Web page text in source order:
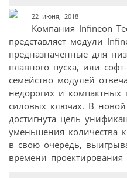
22 июня, 2018
Компания Infineon
представляет модули
предназначенные для
плавного пуска, или
семейство модулей
недорогих и компактных
силовых ключах. В
достигнута цель
уменьшения количества
в свою очередь,
времени